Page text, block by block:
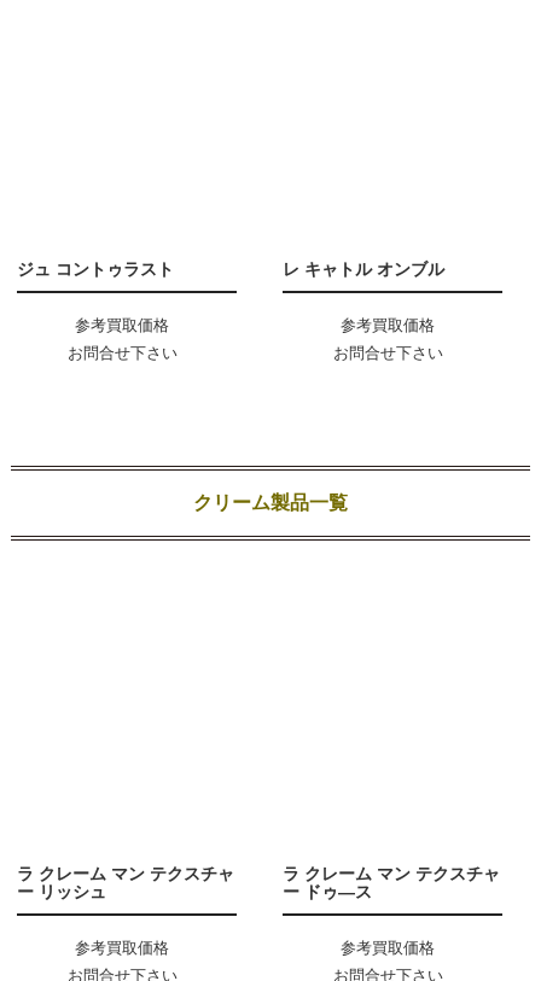
ジュ コントゥラスト
参考買取価格
お問合せ下さい
レ キャトル オンブル
参考買取価格
お問合せ下さい
クリーム製品一覧
ラ クレーム マン テクスチャ
ー リッシュ
参考買取価格
お問合せ下さい
ラ クレーム マン テクスチャ
ー ドゥ―ス
参考買取価格
お問合せ下さい